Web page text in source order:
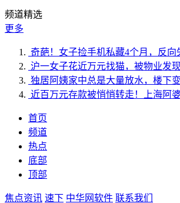
频道精选
更多
奇葩！女子捡手机私藏4个月，反向
沪一女子花近万元找猫，被物业发
独居阿姨家中总是大量放水，楼下
近百万元存款被悄悄转走！上海阿
首页
频道
热点
底部
顶部
焦点资讯 速下 中华网软件 联系我们